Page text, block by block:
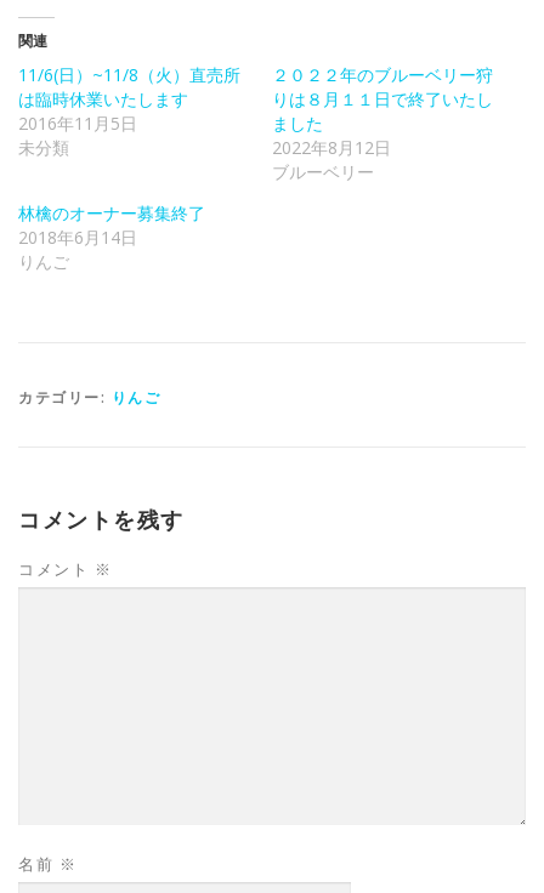
関連
11/6(日）~11/8（火）直売所
は臨時休業いたします
2016年11月5日
未分類
２０２２年のブルーベリー狩
りは８月１１日で終了いたし
ました
2022年8月12日
ブルーベリー
林檎のオーナー募集終了
2018年6月14日
りんご
カテゴリー: りんご
コメントを残す
コメント ※
名前 ※